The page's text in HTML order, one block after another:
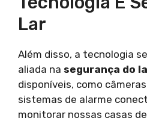
Lar
Além disso, a tecnologia
aliada na segurança do
disponíveis, como
sistemas de alarme
monitorar nossas casas